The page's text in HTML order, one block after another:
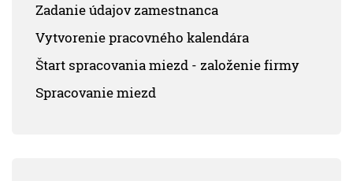
Zadanie údajov zamestnanca
Vytvorenie pracovného kalendára
Štart spracovania miezd - založenie firmy
Spracovanie miezd